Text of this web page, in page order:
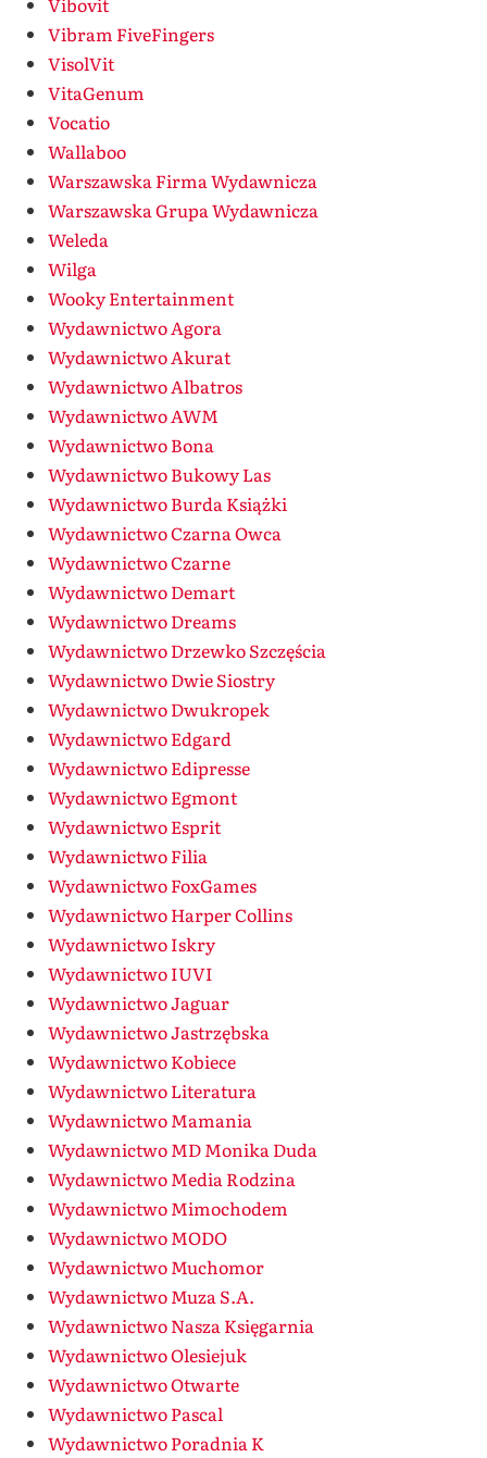
Vibram FiveFingers
VisolVit
VitaGenum
Vocatio
Wallaboo
Warszawska Firma Wydawnicza
Warszawska Grupa Wydawnicza
Weleda
Wilga
Wooky Entertainment
Wydawnictwo Agora
Wydawnictwo Akurat
Wydawnictwo Albatros
Wydawnictwo AWM
Wydawnictwo Bona
Wydawnictwo Bukowy Las
Wydawnictwo Burda Książki
Wydawnictwo Czarna Owca
Wydawnictwo Czarne
Wydawnictwo Demart
Wydawnictwo Dreams
Wydawnictwo Drzewko Szczęścia
Wydawnictwo Dwie Siostry
Wydawnictwo Dwukropek
Wydawnictwo Edgard
Wydawnictwo Edipresse
Wydawnictwo Egmont
Wydawnictwo Esprit
Wydawnictwo Filia
Wydawnictwo FoxGames
Wydawnictwo Harper Collins
Wydawnictwo Iskry
Wydawnictwo IUVI
Wydawnictwo Jaguar
Wydawnictwo Jastrzębska
Wydawnictwo Kobiece
Wydawnictwo Literatura
Wydawnictwo Mamania
Wydawnictwo MD Monika Duda
Wydawnictwo Media Rodzina
Wydawnictwo Mimochodem
Wydawnictwo MODO
Wydawnictwo Muchomor
Wydawnictwo Muza S.A.
Wydawnictwo Nasza Księgarnia
Wydawnictwo Olesiejuk
Wydawnictwo Otwarte
Wydawnictwo Pascal
Wydawnictwo Poradnia K